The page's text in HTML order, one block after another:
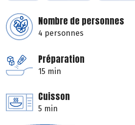
Nombre de personnes
4 personnes
Préparation
15 min
Cuisson
5 min